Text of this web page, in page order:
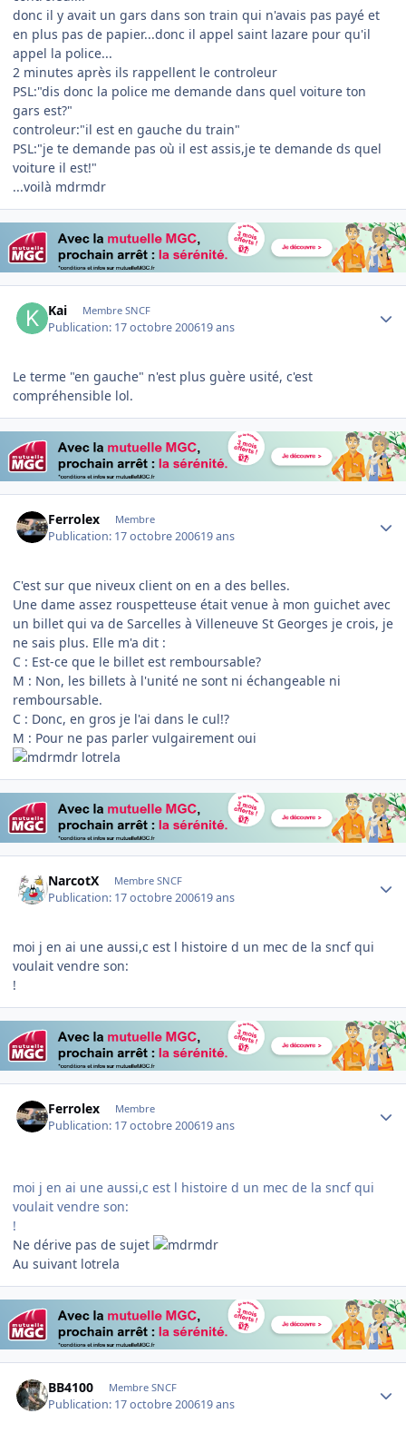
donc il y avait un gars dans son train qui n'avais pas payé et
en plus pas de papier...donc il appel saint lazare pour qu'il
appel la police...
2 minutes après ils rappellent le controleur
PSL:"dis donc la police me demande dans quel voiture ton
gars est?"
controleur:"il est en gauche du train"
PSL:"je te demande pas où il est assis,je te demande ds quel
voiture il est!"
...voilà mdrmdr
Kai Membre SNCF
Publication: 17 octobre 200619 ans
Le terme "en gauche" n'est plus guère usité, c'est
compréhensible lol.
Ferrolex Membre
Publication: 17 octobre 200619 ans
C'est sur que niveux client on en a des belles.
Une dame assez rouspetteuse était venue à mon guichet avec
un billet qui va de Sarcelles à Villeneuve St Georges je crois, je
ne sais plus. Elle m'a dit :
C : Est-ce que le billet est remboursable?
M : Non, les billets à l'unité ne sont ni échangeable ni
remboursable.
C : Donc, en gros je l'ai dans le cul!?
M : Pour ne pas parler vulgairement oui
lotrela
NarcotX Membre SNCF
Publication: 17 octobre 200619 ans
moi j en ai une aussi,c est l histoire d un mec de la sncf qui
voulait vendre son:
!
Ferrolex Membre
Publication: 17 octobre 200619 ans
moi j en ai une aussi,c est l histoire d un mec de la sncf qui
voulait vendre son:
!
Ne dérive pas de sujet
Au suivant lotrela
BB4100 Membre SNCF
Publication: 17 octobre 200619 ans